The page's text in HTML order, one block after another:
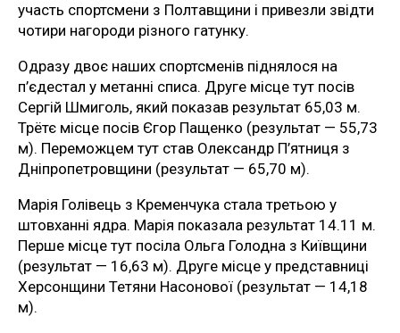
участь спортсмени з Полтавщини і привезли звідти
чотири нагороди різного гатунку.
Одразу двоє наших спортсменів піднялося на
п’єдестал у метанні списа. Друге місце тут посів
Сергій Шмиголь, який показав результат 65,03 м.
Трётє місце посів Єгор Пащенко (результат — 55,73
м). Переможцем тут став Олександр П’ятниця з
Дніпропетровщини (результат — 65,70 м).
Марія Голівець з Кременчука стала третьою у
штовханні ядра. Марія показала результат 14.11 м.
Перше місце тут посіла Ольга Голодна з Київщини
(результат — 16,63 м). Друге місце у представниці
Херсонщини Тетяни Насонової (результат — 14,18
м).